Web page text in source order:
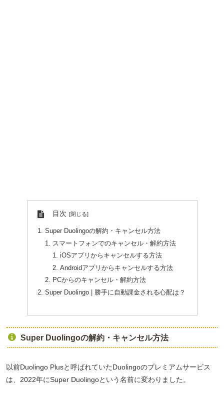
目次
Super Duolingoの解約・キャンセル方法
スマートフォンでのキャンセル・解約方法
iOSアプリからキャンセルする方法
Androidアプリからキャンセルする方法
PCからのキャンセル・解約方法
Super Duolingo | 勝手に自動課金される心配は？
Super Duolingoの解約・キャンセル方法
以前Duolingo Plusと呼ばれていたDuolingoのプレミアムサービス
は、2022年にSuper Duolingoという名前に変わりました。